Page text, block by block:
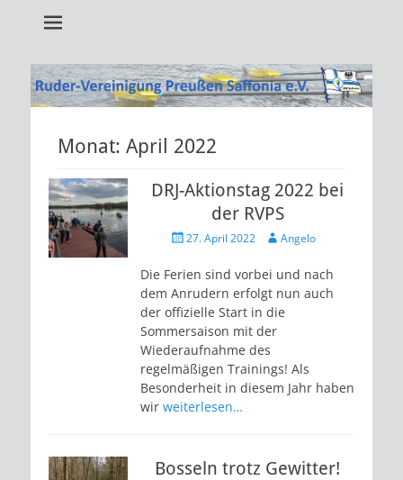
Monat: April 2022
DRJ-Aktionstag 2022 bei
der RVPS
Veröffentlicht
27. April 2022 AutorAngelo
Die Ferien sind vorbei und nach
dem Anrudern erfolgt nun auch
der offizielle Start in die
Sommersaison mit der
Wiederaufnahme des
regelmäßigen Trainings! Als
Besonderheit in diesem Jahr haben
wir weiterlesen…
Bosseln trotz Gewitter!